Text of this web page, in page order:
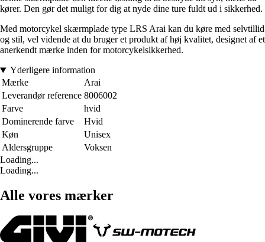
kører. Den gør det muligt for dig at nyde dine ture fuldt ud i sikkerhed.
Med motorcykel skærmplade type LRS Arai kan du køre med selvtillid
og stil, vel vidende at du bruger et produkt af høj kvalitet, designet af et
anerkendt mærke inden for motorcykelsikkerhed.
Yderligere information
Mærke
Arai
Leverandør reference 8006002
Farve
hvid
Dominerende farve
Hvid
Køn
Unisex
Aldersgruppe
Voksen
Loading...
Loading...
Alle vores mærker